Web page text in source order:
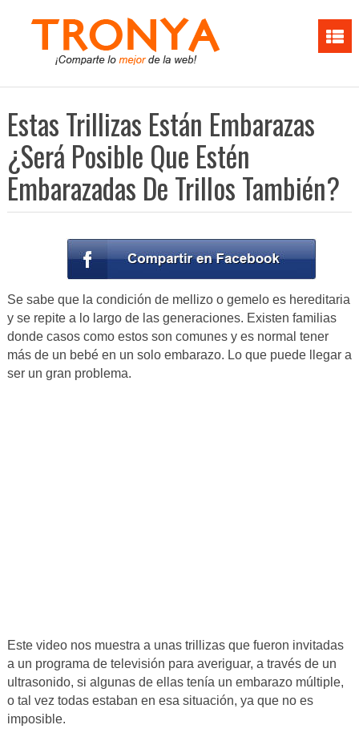
Estas Trillizas Están Embarazas
¿Será Posible Que Estén
Embarazadas De Trillos También?
Se sabe que la condición de mellizo o gemelo es hereditaria
y se repite a lo largo de las generaciones. Existen familias
donde casos como estos son comunes y es normal tener
más de un bebé en un solo embarazo. Lo que puede llegar a
ser un gran problema.
Este video nos muestra a unas trillizas que fueron invitadas
a un programa de televisión para averiguar, a través de un
ultrasonido, si algunas de ellas tenía un embarazo múltiple,
o tal vez todas estaban en esa situación, ya que no es
imposible.